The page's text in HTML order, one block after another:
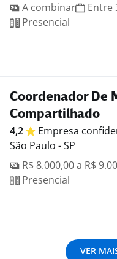
A combinar
Entre
Presencial
Coordenador De
Compartilhado
4,2 Empresa
São Paulo - SP
R$ 8.000,00 a R$
Presencial
VER